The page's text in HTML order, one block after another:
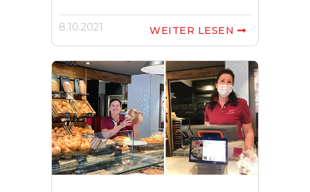
8.10.2021 WEITER LESEN 